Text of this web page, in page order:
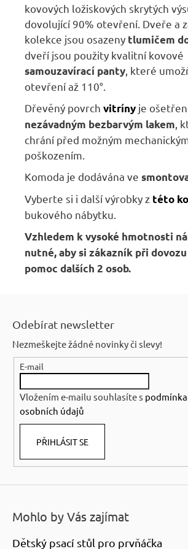
kovových ložiskových skrytých
dovolující 90% otevření. Dveře a
kolekce jsou osazeny tlumičem
dveří jsou použity kvalitní kovové
samouzavírací panty , které
otevření až 110°.
Dřevěný povrch vitríny je ošetřen
nezávadným bezbarvým lakem ,
chrání před možným
poškozením.
Komoda je dodávána ve
Vyberte si i další výrobky z této
bukového nábytku.
Vzhledem k vysoké hmotnosti
nutné, aby si zákazník při
pomoc dalších 2 osob.
Odebírat newsletter
Nezmeškejte žádné novinky či slevy!
E-mail
Vložením e-mailu souhlasíte s
osobních údajů
PŘIHLÁSIT SE
Mohlo by Vás zajímat
Dětský psací stůl pro prvňáčka